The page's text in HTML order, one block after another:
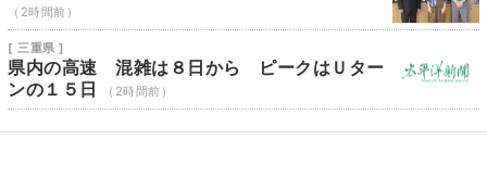
（2時間前）
[ 三重県 ]
県内の高速 混雑は８日から ピークはＵター
ンの１５日
（2時間前）